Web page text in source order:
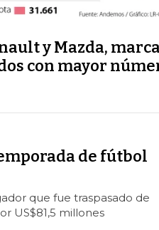
y Mazda,
con mayor
de fútbol
que fue traspasado de
US$81,5 millones